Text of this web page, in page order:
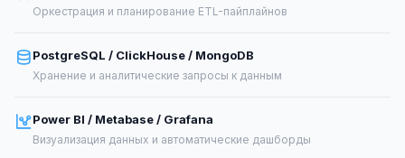
Оркестрация и планирование ETL-пайплайнов
PostgreSQL / ClickHouse / MongoDB
Хранение и аналитические запросы к данным
Power BI / Metabase / Grafana
Визуализация данных и автоматические дашборды